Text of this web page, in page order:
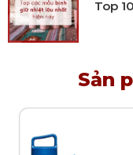
Top
Sản